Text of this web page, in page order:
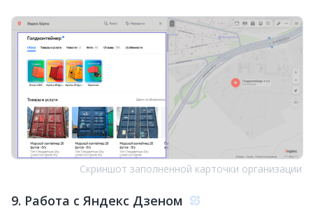
Скриншот заполненной карточки организации
9. Работа с Яндекс Дзеном